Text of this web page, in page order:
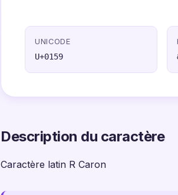
UNICODE
U+0159
Description du caractère
Caractère latin R Caron